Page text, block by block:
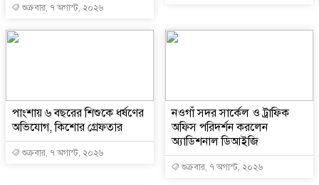
শুক্রবার, ৭ অগাস্ট, ২০২৬
পাংশায় ৬ বছরের শিশুকে ধর্ষণের
অভিযোগ, কিশোর গ্রেফতার
শুক্রবার, ৭ অগাস্ট, ২০২৬
নওগাঁ সদর সার্কেল ও ট্রাফিক
অফিস পরিদর্শন করলেন
অ্যাডিশনাল ডিআইজি
শুক্রবার, ৭ অগাস্ট, ২০২৬